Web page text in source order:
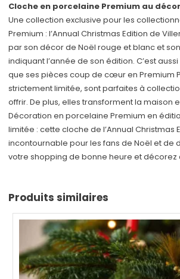
Cloche en porcelaine Premium au
Une collection exclusive pour les
Premium : l’Annual Christmas Edition de
par son décor de Noël rouge et blanc et
indiquant l’année de son édition. C’est
que ses pièces coup de cœur en Premium
strictement limitée, sont parfaites à
offrir. De plus, elles transforment la maison
Décoration en porcelaine Premium en
limitée : cette cloche de l’Annual Christmas
incontournable pour les fans de Noël et de
votre shopping de bonne heure et décorez
Produits similaires